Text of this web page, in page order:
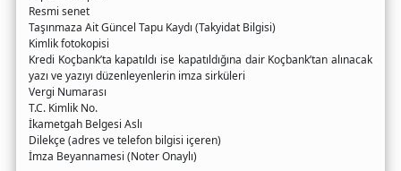
Resmi senet
Taşınmaza Ait Güncel Tapu Kaydı (Takyidat Bilgisi)
Kimlik fotokopisi
Kredi Koçbank’ta kapatıldı ise kapatıldığına dair Koçbank’tan alınacak
yazı ve yazıyı düzenleyenlerin imza sirküleri
Vergi Numarası
T.C. Kimlik No.
İkametgah Belgesi Aslı
Dilekçe (adres ve telefon bilgisi içeren)
İmza Beyannamesi (Noter Onaylı)